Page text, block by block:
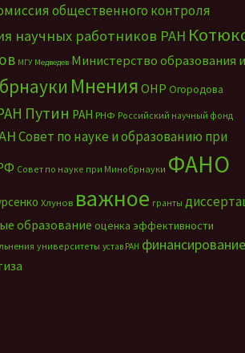
общественного контроля
научных работников РАН
МГУ Медведев Министерство образования и
Мнения ОНР Огородова
Путин РАН РНФ Российский научный фонд
Совет по науке и образованию при
Совет по науке при Минобрнауки ФАНО
Хлунов важное гранты
образование оценка эффективности
университеты устав РАН финансирование